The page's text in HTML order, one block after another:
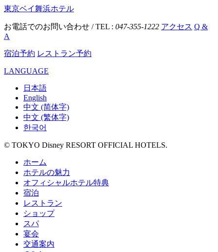
東京ベイ舞浜ホテル
お電話でのお問い合わせ / TEL : 047-355-1222 アクセス Q &
A
宿泊予約 レストラン予約
LANGUAGE
日本語
English
中文 (简体字)
中文 (繁体字)
한국어
© TOKYO Disney RESORT OFFICIAL HOTELS.
ホーム
ホテルの魅力
オフィシャルホテル特典
宿泊
レストラン
ショップ
スパ
宴会
交通案内